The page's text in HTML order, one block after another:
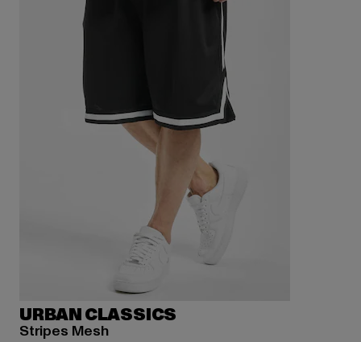
URBAN CLASSICS
Stripes Mesh